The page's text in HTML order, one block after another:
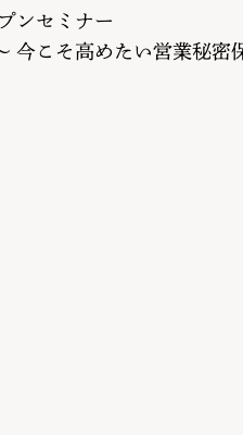
ンセミナー
今こそ高めたい営業秘密